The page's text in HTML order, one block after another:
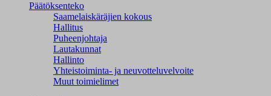
Päätöksenteko
Saamelaiskäräjien kokous
Hallitus
Puheenjohtaja
Lautakunnat
Hallinto
Yhteistoiminta- ja neuvotteluvelvoite
Muut toimielimet